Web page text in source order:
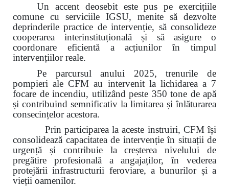
Un accent deosebit este pus pe exercițiile
comune cu serviciile IGSU, menite să dezvolte
deprinderile practice de intervenție, să consolideze
cooperarea interinstituțională și să asigure o
coordonare eficientă a acțiunilor în timpul
intervențiilor reale.
Pe parcursul anului 2025, trenurile de
pompieri ale CFM au intervenit la lichidarea a 7
focare de incendiu, utilizând peste 350 tone de apă
și contribuind semnificativ la limitarea și înlăturarea
consecințelor acestora.
Prin participarea la aceste instruiri, CFM își
consolidează capacitatea de intervenție în situații de
urgență și contribuie la creșterea nivelului de
pregătire profesională a angajaților, în vederea
protejării infrastructurii feroviare, a bunurilor și a
vieții oamenilor.